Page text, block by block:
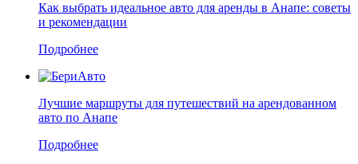
Как выбрать идеальное авто для аренды в Анапе: советы
и рекомендации
Подробнее
Лучшие маршруты для путешествий на арендованном
авто по Анапе
Подробнее